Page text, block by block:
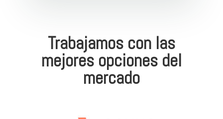
Trabajamos con las
mejores opciones del
mercado